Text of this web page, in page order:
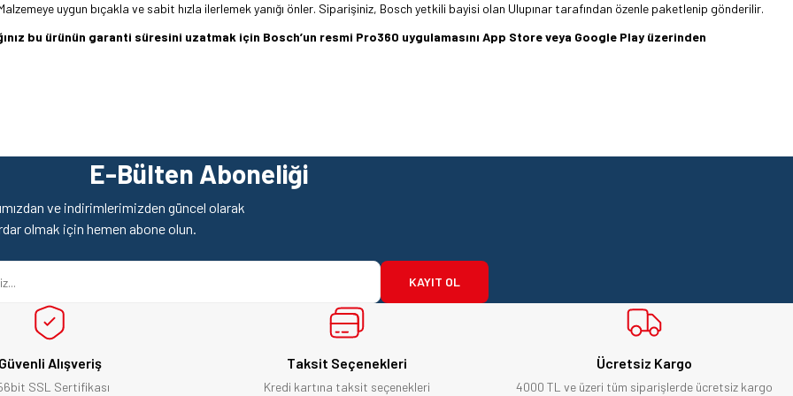
uygun bıçakla ve sabit hızla ilerlemek yanığı önler. Siparişiniz, Bosch yetkili bayisi olan Ulupınar tarafından özenle paketlenip gönderilir.
bu ürünün garanti süresini uzatmak için Bosch’un resmi Pro360 uygulamasını App Store veya Google Play üzerinden
Yorum Yaz
Soru Sor
E-Bülten Aboneliği
ve indirimlerimizden güncel olarak
olmak için hemen abone olun.
KAYIT OL
Güvenli Alışveriş
SSL Sertifikası
Taksit Seçenekleri
Kredi kartına taksit seçenekleri
Ücretsiz Kargo
4000 TL ve üzeri tüm siparişlerde ücretsiz kargo